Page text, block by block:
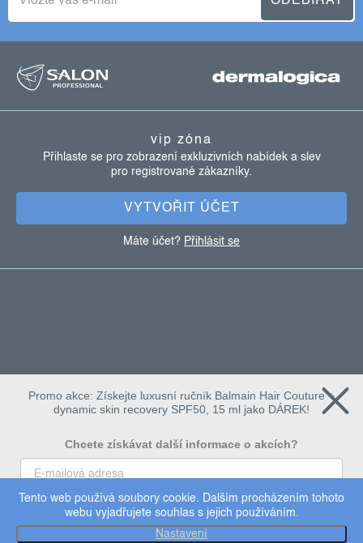
Tento web používá soubory cookie. Dalším procházením tohoto
webu vyjadřujete souhlas s jejich používáním.
Nastavení
vip zóna
Přihlaste se pro zobrazení exkluzivních nabídek a slev
pro registrované zákazníky.
VYTVOŘIT ÚČET
Máte účet? Přihlásit se
Copyright 2026Dermalogica. Všechna práva vyhrazena.
Promo akce: Získejte luxusní ručník Balmain Hair Couture +
dynamic skin recovery SPF50, 15 ml jako DÁREK!
Chcete získávat další informace o akcích?
To chci